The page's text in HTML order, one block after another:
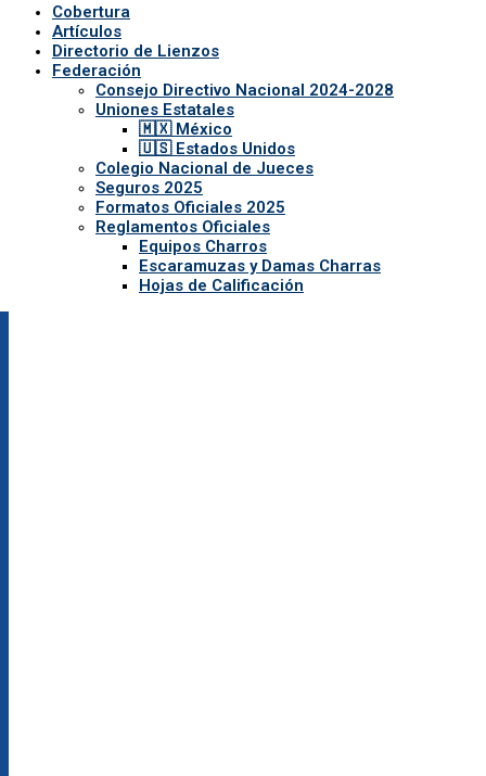
Cobertura
Artículos
Directorio de Lienzos
Federación
Consejo Directivo Nacional 2024-2028
Uniones Estatales
🇲🇽 México
🇺🇸 Estados Unidos
Colegio Nacional de Jueces
Seguros 2025
Formatos Oficiales 2025
Reglamentos Oficiales
Equipos Charros
Escaramuzas y Damas Charras
Hojas de Calificación